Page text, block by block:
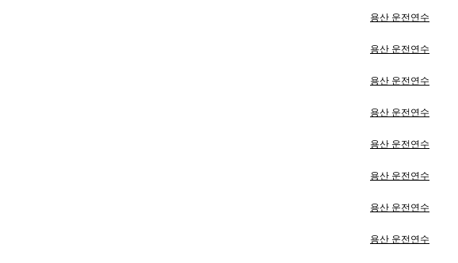
용산 운전연수
용산 운전연수
용산 운전연수
용산 운전연수
용산 운전연수
용산 운전연수
용산 운전연수
용산 운전연수